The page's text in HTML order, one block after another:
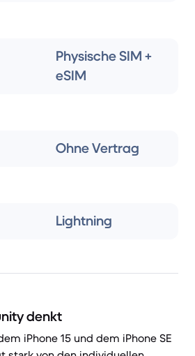
Physische SIM +
eSIM
Ohne Vertrag
Lightning
denkt
iPhone 15 und dem iPhone SE